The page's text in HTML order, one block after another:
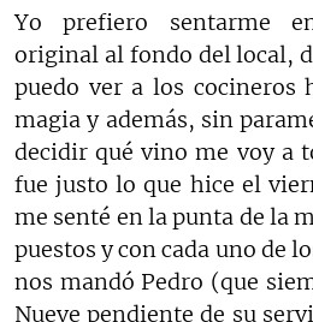
Yo prefiero sentarme
original al fondo del local,
puedo ver a los cocineros
magia y además, sin
decidir qué vino me voy a
fue justo lo que hice el
me senté en la punta de la
puestos y con cada uno de
nos mandó Pedro (que
Nueve pendiente de su